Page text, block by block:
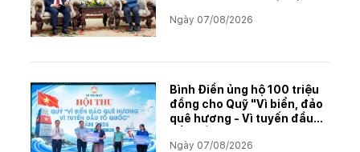
muối mỏ Kali
Ngày 07/08/2026
Bình Điền ủng hộ 100 triệu
đồng cho Quỹ "Vì biển, đảo
quê hương - Vì tuyến đầu
Ngày 07/08/2026